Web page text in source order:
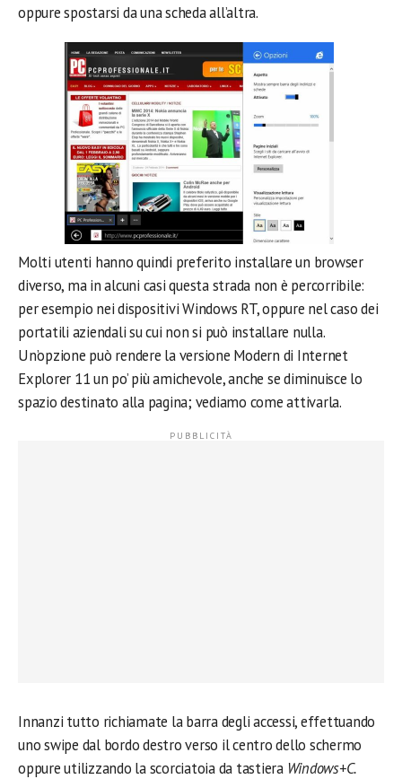
oppure spostarsi da una scheda all’altra.
Molti utenti hanno quindi preferito installare un browser
diverso, ma in alcuni casi questa strada non è percorribile:
per esempio nei dispositivi Windows RT, oppure nel caso dei
portatili aziendali su cui non si può installare nulla.
Un’opzione può rendere la versione Modern di Internet
Explorer 11 un po’ più amichevole, anche se diminuisce lo
spazio destinato alla pagina; vediamo come attivarla.
Innanzi tutto richiamate la barra degli accessi, effettuando
uno swipe dal bordo destro verso il centro dello schermo
oppure utilizzando la scorciatoia da tastiera Windows+C.